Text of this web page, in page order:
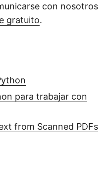
con nosotros
gratuito.
para trabajar con
from Scanned PDFs